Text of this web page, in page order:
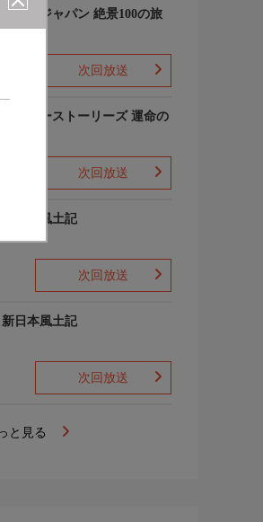
ジオ・ジャパン 絶景100の旅
次回放送
アナザーストーリーズ 運命の
次回放送
新日本風土記
次回放送
新日本風土記
次回放送
と見る